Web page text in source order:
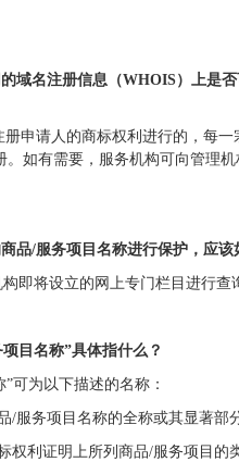
域名注册信息（WHOIS）上是
申请人的商标权利进行的，每
如有需要，服务机构可向管理
品/服务项目名称进行保护，应该
即将设立的网上专门栏目进行查
目名称”具体指什么？
可为以下描述的名称：
/服务项目名称的全称或其显著部
权利证明上所列商品/服务项目的